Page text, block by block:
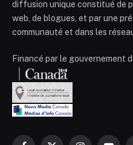
diffusion unique constitué de
web, de blogues, et par une
communauté et dans les
Financé par le gouvernement